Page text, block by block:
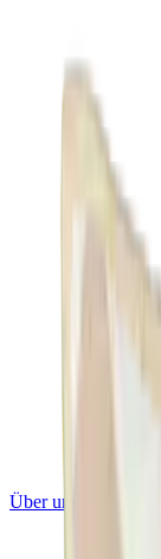
Über uns